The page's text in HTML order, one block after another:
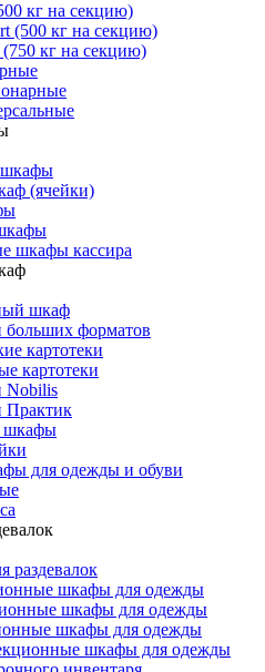
кг на секцию)
(500 кг на секцию)
кг на секцию)
шкафы
(ячейки)
шкафы кассира
шкаф
больших форматов
картотеки
картотеки
Nobilis
Практик
шкафы
для одежды и обуви
раздевалок
шкафы для одежды
шкафы для одежды
шкафы для одежды
шкафы для одежды